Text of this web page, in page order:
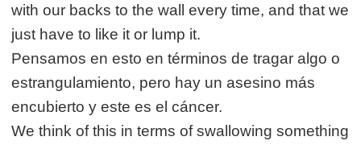
with our backs to the wall every time, and that we
just have to like it or lump it.
Pensamos en esto en términos de tragar algo o
estrangulamiento, pero hay un asesino más
encubierto y este es el cáncer.
We think of this in terms of swallowing something